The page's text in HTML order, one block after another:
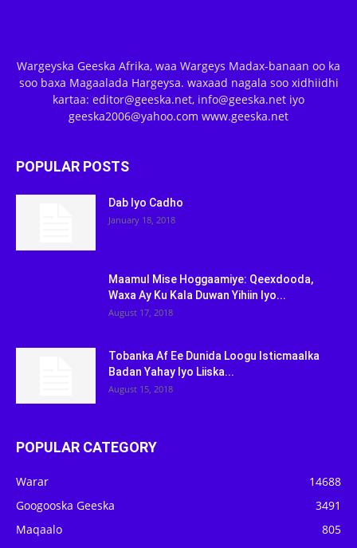
Wargeyska Geeska Afrika, waa Wargeys Madax-banaan oo ka
soo baxa Magaalada Hargeysa. waxaad nagala soo xidhiidhi
kartaa: editor@geeska.net, info@geeska.net iyo
geeska2006@yahoo.com www.geeska.net
POPULAR POSTS
Dab Iyo Cadho
January 18, 2018
Maamul Mise Hoggaamiye: Qeexdooda,
Waxa Ay Ku Kala Duwan Yihiin Iyo...
August 17, 2018
Tobanka Af Ee Dunida Loogu Isticmaalka
Badan Yahay Iyo Liiska...
August 15, 2018
POPULAR CATEGORY
Warar
14688
Googooska Geeska
3491
Maqaalo
805